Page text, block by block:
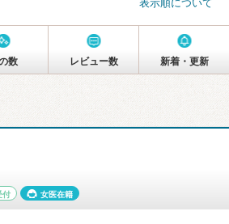
表示順について
数 レビュー数 新着・更新
付 女医在籍